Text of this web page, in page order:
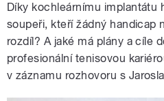
Díky kochleárnímu implantátu
soupeři, kteří žádný handicap
rozdíl? A jaké má plány a cíle
profesionální tenisovou
v záznamu rozhovoru s